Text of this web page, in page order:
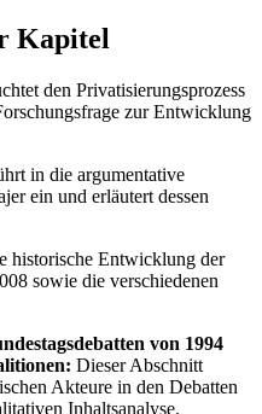
Kapitel
den Privatisierungsprozess
zur Entwicklung
in die argumentative
ein und erläutert dessen
historische Entwicklung der
sowie die verschiedenen
von 1994
Dieser Abschnitt
Akteure in den Debatten
Inhaltsanalyse.